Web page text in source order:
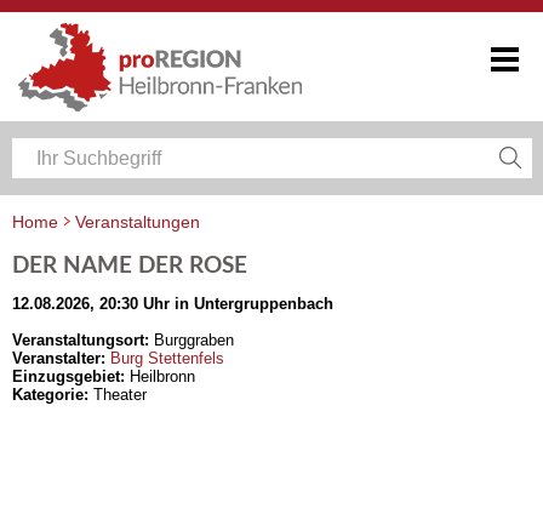
Home
Veranstaltungen
DER NAME DER ROSE
12.08.2026, 20:30 Uhr in Untergruppenbach
Veranstaltungsort: Burggraben
Veranstalter: Burg Stettenfels
Einzugsgebiet: Heilbronn
Kategorie: Theater